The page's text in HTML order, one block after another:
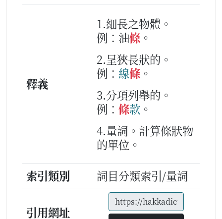
釋義
1.細長之物體。
例：油條 。
2.呈狹長狀的。
例： 線條 。
3.分項列舉的。
例： 條款 。
4.量詞。計算條狀物
的單位。
索引類別
詞目分類索引/量詞
引用網址